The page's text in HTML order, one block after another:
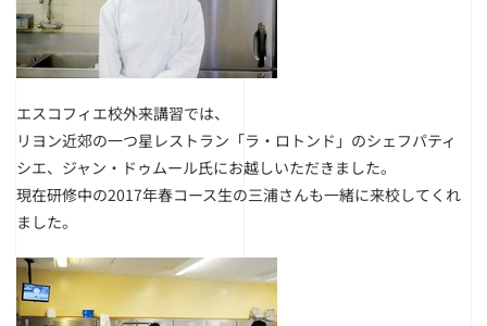
エスコフィエ校外来講習では、
リヨン近郊の一つ星レストラン「ラ・ロトンド」のシェフパティ
シエ、ジャン・ドゥムール氏にお越しいただきました。
現在研修中の2017年春コース生の三浦さんも一緒に来校してくれ
ました。